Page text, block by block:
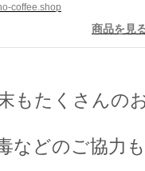
powered by BASE
coffee.shop
商品を見
もたくさんの
などのご協力